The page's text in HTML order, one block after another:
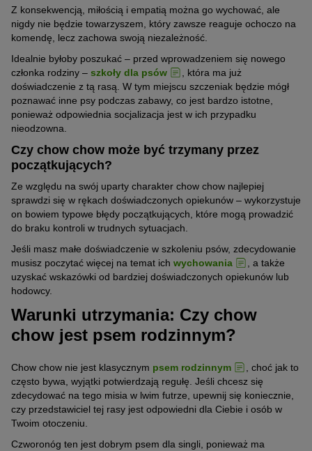
Z konsekwencją, miłością i empatią można go wychować, ale
nigdy nie będzie towarzyszem, który zawsze reaguje ochoczo na
komendę, lecz zachowa swoją niezależność.
Idealnie byłoby poszukać – przed wprowadzeniem się nowego
członka rodziny – szkoły dla psów
, która ma już
doświadczenie z tą rasą. W tym miejscu szczeniak będzie mógł
poznawać inne psy podczas zabawy, co jest bardzo istotne,
ponieważ odpowiednia socjalizacja jest w ich przypadku
nieodzowna.
Czy chow chow może być trzymany przez
początkujących?
Ze względu na swój uparty charakter chow chow najlepiej
sprawdzi się w rękach doświadczonych opiekunów – wykorzystuje
on bowiem typowe błędy początkujących, które mogą prowadzić
do braku kontroli w trudnych sytuacjach.
Jeśli masz małe doświadczenie w szkoleniu psów, zdecydowanie
musisz poczytać więcej na temat ich wychowania
, a także
uzyskać wskazówki od bardziej doświadczonych opiekunów lub
hodowcy.
Warunki utrzymania: Czy chow
chow jest psem rodzinnym?
Chow chow nie jest klasycznym psem rodzinnym
, choć jak to
często bywa, wyjątki potwierdzają regułę. Jeśli chcesz się
zdecydować na tego misia w lwim futrze, upewnij się koniecznie,
czy przedstawiciel tej rasy jest odpowiedni dla Ciebie i osób w
Twoim otoczeniu.
Czworonóg ten jest dobrym psem dla singli, ponieważ ma